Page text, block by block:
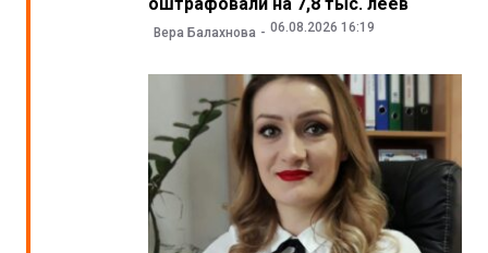
Вера Балахнова 06.08.2026 16:19